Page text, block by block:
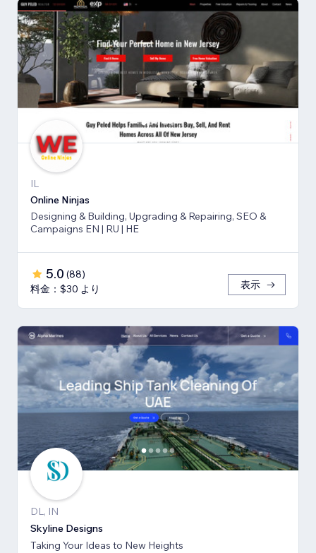
IL
Online Ninjas
Designing & Building, Upgrading & Repairing, SEO &
Campaigns EN | RU | HE
5.0 (88)
料金：$30 より
表示
DL, IN
Skyline Designs
Taking Your Ideas to New Heights